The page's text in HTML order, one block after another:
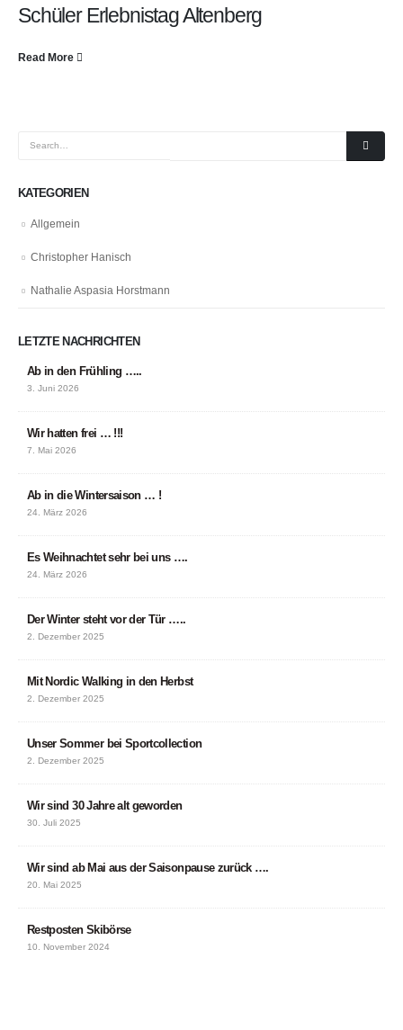
Schüler Erlebnistag Altenberg
Read More
KATEGORIEN
Allgemein
Christopher Hanisch
Nathalie Aspasia Horstmann
LETZTE NACHRICHTEN
Ab in den Frühling …..
3. Juni 2026
Wir hatten frei … !!!
7. Mai 2026
Ab in die Wintersaison … !
24. März 2026
Es Weihnachtet sehr bei uns ….
24. März 2026
Der Winter steht vor der Tür …..
2. Dezember 2025
Mit Nordic Walking in den Herbst
2. Dezember 2025
Unser Sommer bei Sportcollection
2. Dezember 2025
Wir sind 30 Jahre alt geworden
30. Juli 2025
Wir sind ab Mai aus der Saisonpause zurück ….
20. Mai 2025
Restposten Skibörse
10. November 2024